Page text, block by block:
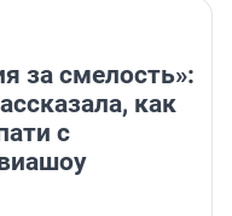
за смелость»:
как
с